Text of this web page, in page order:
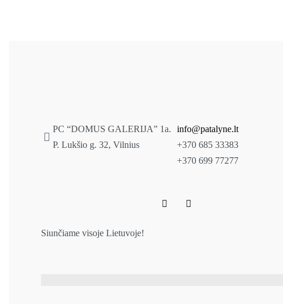
PC “DOMUS GALERIJA” 1a.
P. Lukšio g. 32, Vilnius
info@patalyne.lt
+370 685 33383
+370 699 77277
Siunčiame visoje Lietuvoje!